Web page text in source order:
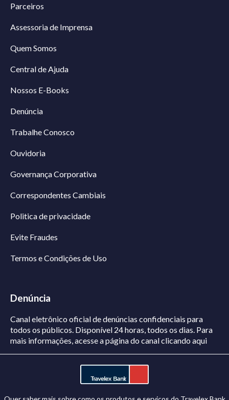
Parceiros
Assessoria de Imprensa
Quem Somos
Central de Ajuda
Nossos E-Books
Denúncia
Trabalhe Conosco
Ouvidoria
Governança Corporativa
Correspondentes Cambiais
Politica de privacidade
Evite Fraudes
Termos e Condições de Uso
Denúncia
Canal eletrônico oficial de denúncias confidenciais para
todos os públicos. Disponível 24 horas, todos os dias. Para
mais informações, acesse a página do canalclicando aqui